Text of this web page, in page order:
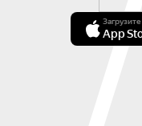
Загрузите
App